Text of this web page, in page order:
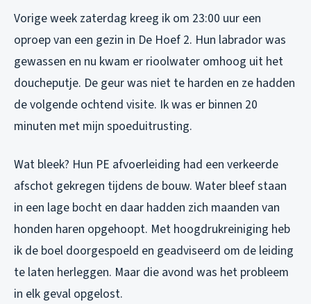
Vorige week zaterdag kreeg ik om 23:00 uur een
oproep van een gezin in De Hoef 2. Hun labrador was
gewassen en nu kwam er rioolwater omhoog uit het
doucheputje. De geur was niet te harden en ze hadden
de volgende ochtend visite. Ik was er binnen 20
minuten met mijn spoeduitrusting.
Wat bleek? Hun PE afvoerleiding had een verkeerde
afschot gekregen tijdens de bouw. Water bleef staan
in een lage bocht en daar hadden zich maanden van
honden haren opgehoopt. Met hoogdrukreiniging heb
ik de boel doorgespoeld en geadviseerd om de leiding
te laten herleggen. Maar die avond was het probleem
in elk geval opgelost.